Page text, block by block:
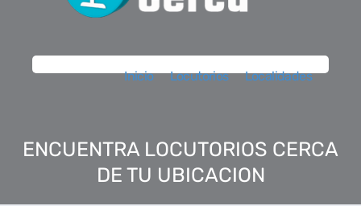
Inicio Locutorios Localidades
ENCUENTRA LOCUTORIOS CERCA
DE TU UBICACION